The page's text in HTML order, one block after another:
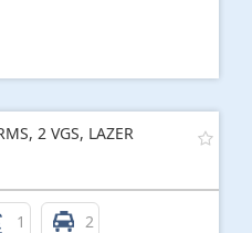
2 VGS, LAZER
1 2